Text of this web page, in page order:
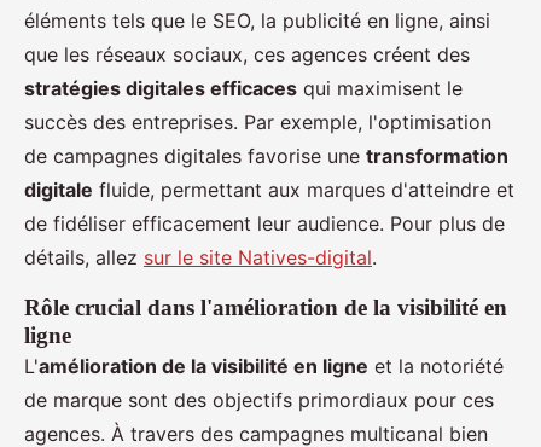
éléments tels que le SEO, la publicité en ligne, ainsi
que les réseaux sociaux, ces agences créent des
stratégies digitales efficaces qui maximisent le
succès des entreprises. Par exemple, l'optimisation
de campagnes digitales favorise une transformation
digitale fluide, permettant aux marques d'atteindre et
de fidéliser efficacement leur audience. Pour plus de
détails, allez sur le site Natives-digital.
Rôle crucial dans l'amélioration de la visibilité en
ligne
L'amélioration de la visibilité en ligne et la notoriété
de marque sont des objectifs primordiaux pour ces
agences. À travers des campagnes multicanal bien